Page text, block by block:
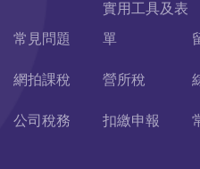
常見問題
實用工具及表
單
網拍課稅 營所稅
公司稅務 扣繳申報